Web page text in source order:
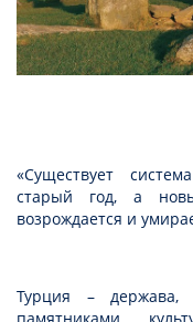
«Существует
старый год, а
возрождается и
Турция – держава,